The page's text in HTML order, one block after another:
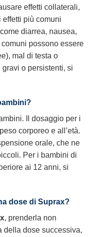
effetti collaterali,
più comuni
diarrea, nausea,
possono essere
mal di testa o
o persistenti, si
Il dosaggio per i
corporeo e all’età.
orale, che ne
Per i bambini di
ai 12 anni, si
dose di Suprax?
, prenderla non
della dose successiva,